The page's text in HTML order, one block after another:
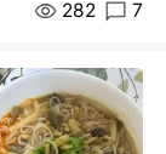
282 7